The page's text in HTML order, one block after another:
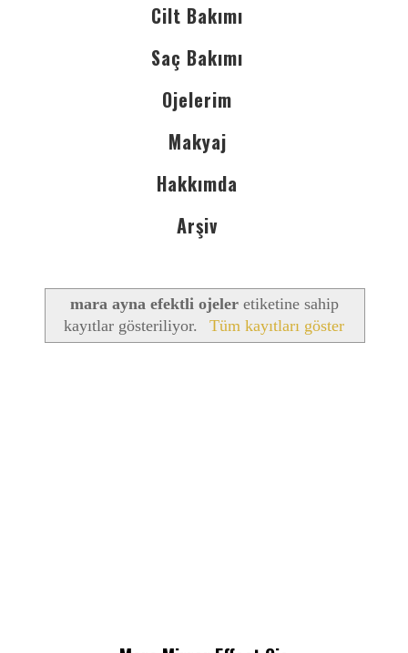
Cilt Bakımı
Saç Bakımı
Ojelerim
Makyaj
Hakkımda
Arşiv
mara ayna efektli ojeleretiketine sahip
kayıtlar gösteriliyor.
Tüm kayıtları göster